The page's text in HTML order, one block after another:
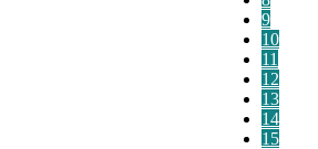
9
10
11
12
13
14
15